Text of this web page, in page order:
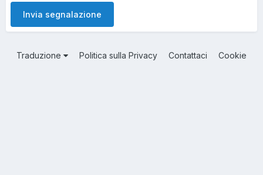
Invia segnalazione
Traduzione Politica sulla Privacy Contattaci Cookie